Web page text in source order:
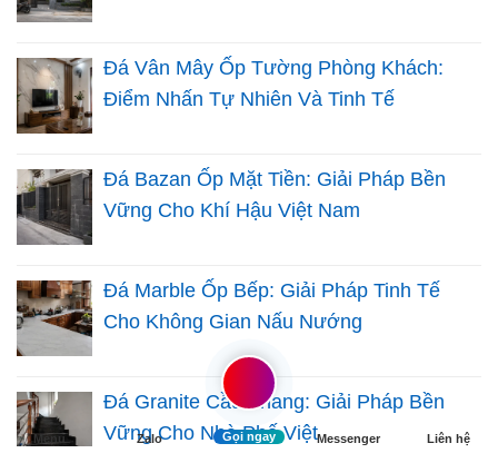
Đá Vân Mây Ốp Tường Phòng Khách:
Điểm Nhấn Tự Nhiên Và Tinh Tế
Đá Bazan Ốp Mặt Tiền: Giải Pháp Bền
Vững Cho Khí Hậu Việt Nam
Đá Marble Ốp Bếp: Giải Pháp Tinh Tế
Cho Không Gian Nấu Nướng
Đá Granite Cầu Thang: Giải Pháp Bền
Vững Cho Nhà Phố Việt
Menu Zalo Gọi ngay Messenger Liên hệ